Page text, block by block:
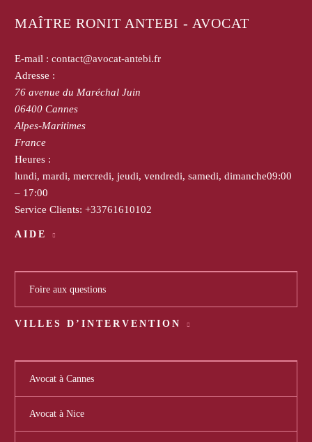
MAÎTRE RONIT ANTEBI - AVOCAT
E-mail : contact@avocat-antebi.fr
Adresse :
76 avenue du Maréchal Juin
06400 Cannes
Alpes-Maritimes
France
Heures :
lundi, mardi, mercredi, jeudi, vendredi, samedi, dimanche09:00
– 17:00
Service Clients: +33761610102
AIDE
Foire aux questions
VILLES D’INTERVENTION
Avocat à Cannes
Avocat à Nice